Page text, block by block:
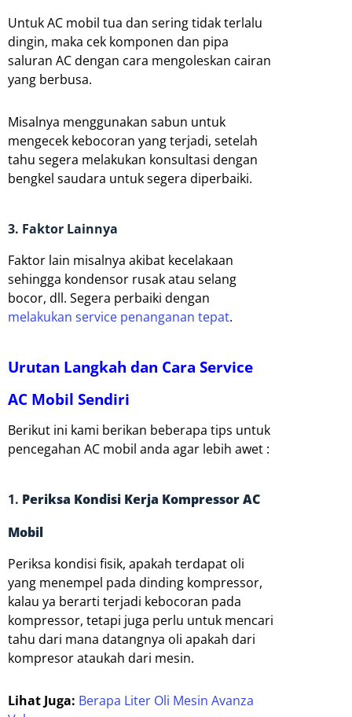
Untuk AC mobil tua dan sering tidak terlalu
dingin, maka cek komponen dan pipa
saluran AC dengan cara mengoleskan cairan
yang berbusa.
Misalnya menggunakan sabun untuk
mengecek kebocoran yang terjadi, setelah
tahu segera melakukan konsultasi dengan
bengkel saudara untuk segera diperbaiki.
3. Faktor Lainnya
Faktor lain misalnya akibat kecelakaan
sehingga kondensor rusak atau selang
bocor, dll. Segera perbaiki dengan
melakukan service penanganan tepat.
Urutan Langkah dan Cara Service
AC Mobil Sendiri
Berikut ini kami berikan beberapa tips untuk
pencegahan AC mobil anda agar lebih awet :
1. Periksa Kondisi Kerja Kompressor AC
Mobil
Periksa kondisi fisik, apakah terdapat oli
yang menempel pada dinding kompressor,
kalau ya berarti terjadi kebocoran pada
kompressor, tetapi juga perlu untuk mencari
tahu dari mana datangnya oli apakah dari
kompresor ataukah dari mesin.
Lihat Juga: Berapa Liter Oli Mesin Avanza